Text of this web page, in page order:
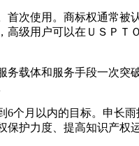
次使用。商标权通常
级用户可以在ＵＳＰ
载体和服务手段一次突
个月以内的目标。申长
护力度、提高知识产权